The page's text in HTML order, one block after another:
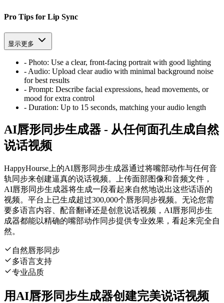
Pro Tips for Lip Sync
显示更多
- Photo: Use a clear, front-facing portrait with good lighting
- Audio: Upload clear audio with minimal background noise
for best results
- Prompt: Describe facial expressions, head movements, or
mood for extra control
- Duration: Up to 15 seconds, matching your audio length
AI唇形同步生成器 - 从任何面孔生成自然
说话视频
HappyHourse上的AI唇形同步生成器通过将嘴部动作与任何音
轨同步来创建逼真的说话视频。上传面部图像和音频文件，
AI唇形同步生成器将生成一段看起来自然地说出这些话语的
视频。平台上已生成超过300,000个唇形同步视频。无论您需
要多语言内容、配音翻译还是创意说话视频，AI唇形同步生
成器都能以精确的嘴部动作同步提供专业效果，看起来完全自
然。
自然唇形同步
多语言支持
专业品质
用AI唇形同步生成器创建完美说话视频